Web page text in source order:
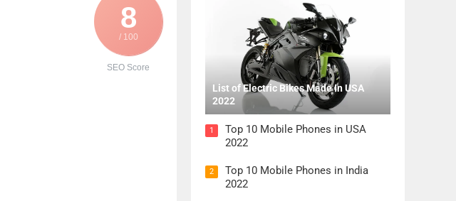
8
/ 100
SEO Score
List of Electric Bikes Made In USA
2022
1
Top 10 Mobile Phones in USA
2022
2
Top 10 Mobile Phones in India
2022